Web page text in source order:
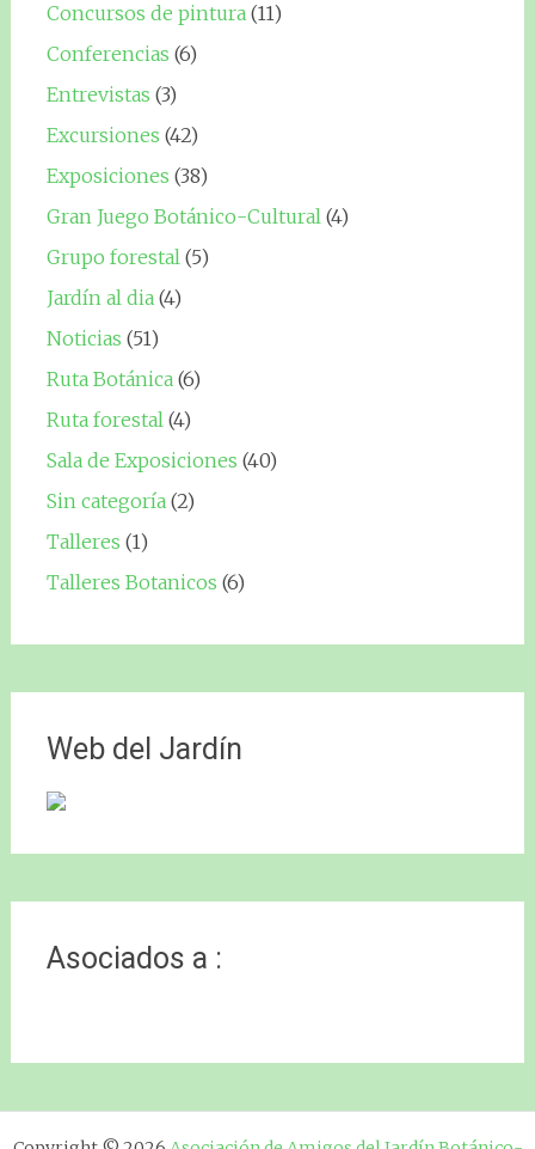
Concursos de pintura(11)
Conferencias (6)
Entrevistas (3)
Excursiones (42)
Exposiciones (38)
Gran Juego Botánico-Cultural(4)
Grupo forestal(5)
Jardín al dia(4)
Noticias (51)
Ruta Botánica(6)
Ruta forestal(4)
Sala de Exposiciones (40)
Sin categoría(2)
Talleres (1)
Talleres Botanicos (6)
Web del Jardín
Asociados a :